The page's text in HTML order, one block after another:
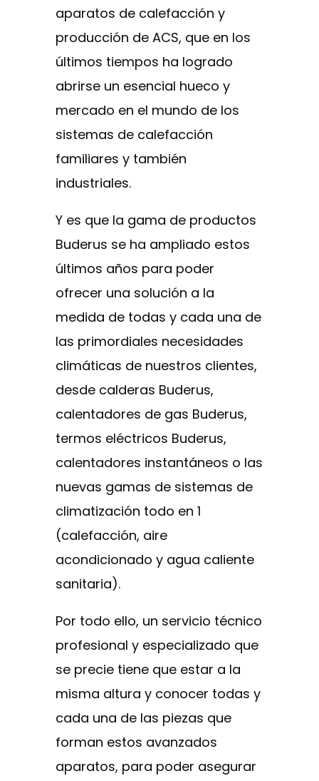
aparatos de calefacción y
producción de ACS, que en los
últimos tiempos ha logrado
abrirse un esencial hueco y
mercado en el mundo de los
sistemas de calefacción
familiares y también
industriales.
Y es que la gama de productos
Buderus se ha ampliado estos
últimos años para poder
ofrecer una solución a la
medida de todas y cada una de
las primordiales necesidades
climáticas de nuestros clientes,
desde calderas Buderus,
calentadores de gas Buderus,
termos eléctricos Buderus,
calentadores instantáneos o las
nuevas gamas de sistemas de
climatización todo en 1
(calefacción, aire
acondicionado y agua caliente
sanitaria).
Por todo ello, un servicio técnico
profesional y especializado que
se precie tiene que estar a la
misma altura y conocer todas y
cada una de las piezas que
forman estos avanzados
aparatos, para poder asegurar